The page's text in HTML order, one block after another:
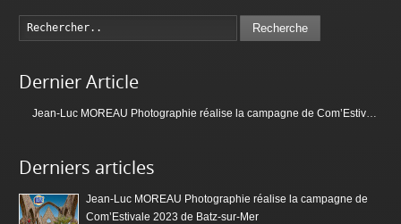
Recherche
Dernier Article
Derniers articles
Jean-Luc MOREAU Photographie réalise la campagne de
Com’Estivale 2023 de Batz-sur-Mer